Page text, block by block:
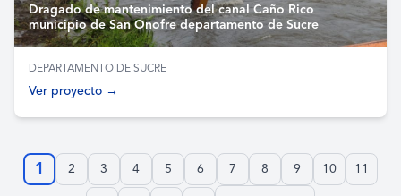
Dragado de mantenimiento del canal Caño Rico
municipio de San Onofre departamento de Sucre
DEPARTAMENTO DE SUCRE
Ver proyecto →
1 2 3 4 5 6 7 8 9 10 11